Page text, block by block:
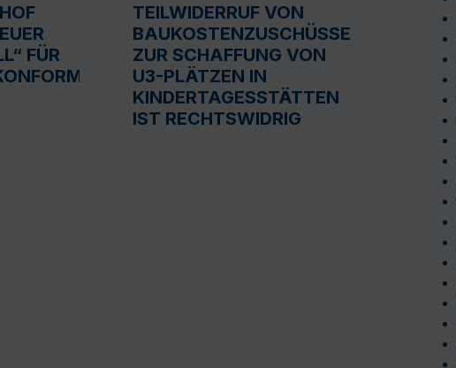
FÜR
TEILWIDERRUF VON
BAUKOSTENZUSCHÜSSEN
ZUR SCHAFFUNG VON
U3-PLÄTZEN IN
KINDERTAGESSTÄTTEN
IST RECHTSWIDRIG